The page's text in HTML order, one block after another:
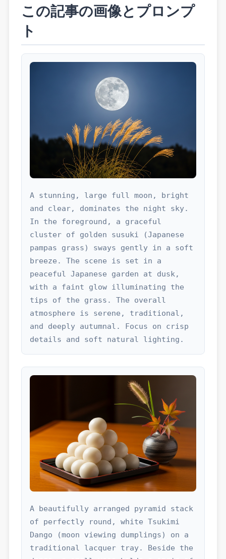
この記事の画像とプロンプ
ト
A stunning, large full moon, bright
and clear, dominates the night sky.
In the foreground, a graceful
cluster of golden susuki (Japanese
pampas grass) sways gently in a soft
breeze. The scene is set in a
peaceful Japanese garden at dusk,
with a faint glow illuminating the
tips of the grass. The overall
atmosphere is serene, traditional,
and deeply autumnal. Focus on crisp
details and soft natural lighting.
A beautifully arranged pyramid stack
of perfectly round, white Tsukimi
Dango (moon viewing dumplings) on a
traditional lacquer tray. Beside the